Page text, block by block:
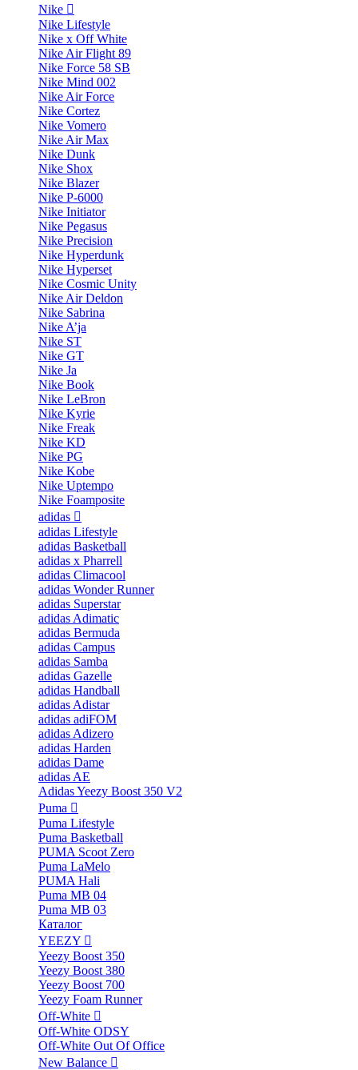
Nike
Nike Lifestyle
Nike x Off White
Nike Air Flight 89
Nike Force 58 SB
Nike Mind 002
Nike Air Force
Nike Cortez
Nike Vomero
Nike Air Max
Nike Dunk
Nike Shox
Nike Blazer
Nike P-6000
Nike Initiator
Nike Pegasus
Nike Precision
Nike Hyperdunk
Nike Hyperset
Nike Cosmic Unity
Nike Air Deldon
Nike Sabrina
Nike A’ja
Nike ST
Nike GT
Nike Ja
Nike Book
Nike LeBron
Nike Kyrie
Nike Freak
Nike KD
Nike PG
Nike Kobe
Nike Uptempo
Nike Foamposite
adidas
adidas Lifestyle
adidas Basketball
adidas x Pharrell
adidas Climacool
adidas Wonder Runner
adidas Superstar
adidas Adimatic
adidas Bermuda
adidas Campus
adidas Samba
adidas Gazelle
adidas Handball
adidas Adistar
adidas adiFOM
adidas Adizero
adidas Harden
adidas Dame
adidas AE
Adidas Yeezy Boost 350 V2
Puma
Puma Lifestyle
Puma Basketball
PUMA Scoot Zero
Puma LaMelo
PUMA Hali
Puma MB 04
Puma MB 03
Каталог
YEEZY
Yeezy Boost 350
Yeezy Boost 380
Yeezy Boost 700
Yeezy Foam Runner
Off-White
Off-White ODSY
Off-White Out Of Office
New Balance